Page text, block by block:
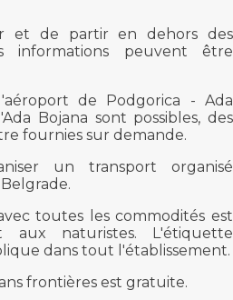
et de partir en dehors des
informations peuvent être
de Podgorica - Ada
Bojana sont possibles, des
fournies sur demande.
un transport organisé
toutes les commodités est
aux naturistes. L'étiquette
dans tout l'établissement.
frontières est gratuite.